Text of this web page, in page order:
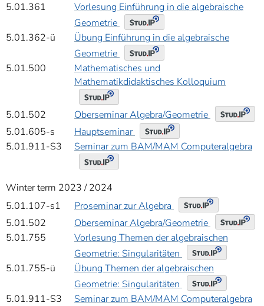
5.01.361
Vorlesung Einführung in die algebraische
Geometrie
5.01.362-ü
Übung Einführung in die algebraische
Geometrie
5.01.500
Mathematisches und
Mathematikdidaktisches Kolloquium
5.01.502
Oberseminar Algebra/Geometrie
5.01.605-s
Hauptseminar
5.01.911-S3
Seminar zum BAM/MAM Computeralgebra
Winter term 2023 / 2024
5.01.107-s1
Proseminar zur Algebra
5.01.502
Oberseminar Algebra/Geometrie
5.01.755
Vorlesung Themen der algebraischen
Geometrie: Singularitäten
5.01.755-ü
Übung Themen der algebraischen
Geometrie: Singularitäten
5.01.911-S3
Seminar zum BAM/MAM Computeralgebra